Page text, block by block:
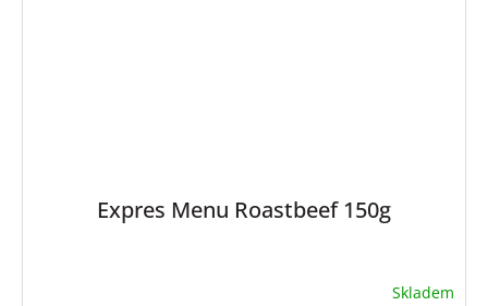
Expres Menu Roastbeef 150g
Skladem